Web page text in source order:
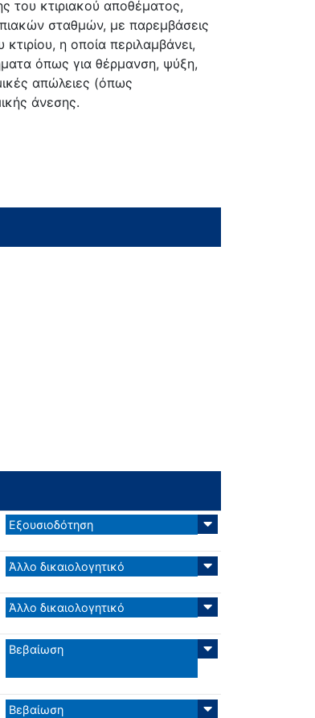
του κτιριακού αποθέματος,
σταθμών, με παρεμβάσεις
η οποία περιλαμβάνει,
όπως για θέρμανση, ψύξη,
απώλειες (όπως
άνεσης.
Εξουσιοδότηση
Άλλο δικαιολογητικό
Άλλο δικαιολογητικό
Βεβαίωση
Βεβαίωση